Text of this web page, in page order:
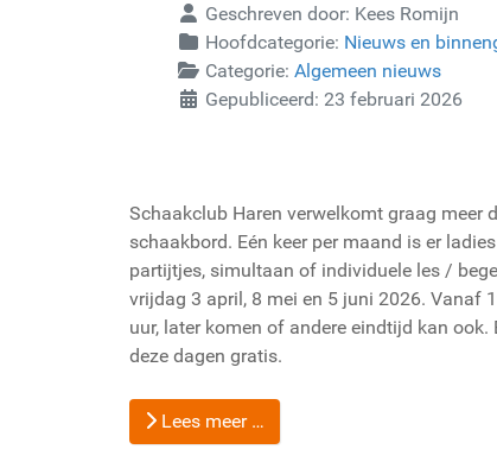
Geschreven door: Kees Romijn
Hoofdcategorie: Nieuws en
Categorie: Algemeen nieuws
Gepubliceerd: 23 februari 2026
Schaakclub Haren verwelkomt graag meer
schaakbord. Eén keer per maand is er
partijtjes, simultaan of individuele les /
vrijdag 3 april, 8 mei en 5 juni 2026. Vanaf
uur, later komen of andere eindtijd kan ook.
deze dagen gratis.
Lees meer …